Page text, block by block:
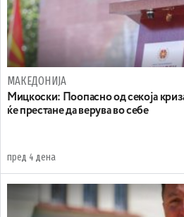
МАКЕДОНИЈА
Мицкоски: Поопасно од секоја
ќе престане да верува во себе
пред 4 дена